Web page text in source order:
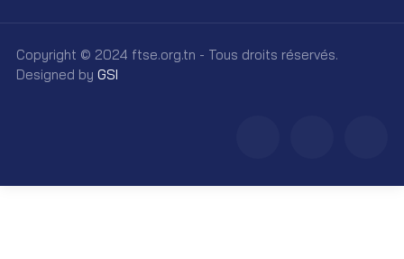
Copyright © 2024 ftse.org.tn - Tous droits réservés.
Designed by GSI